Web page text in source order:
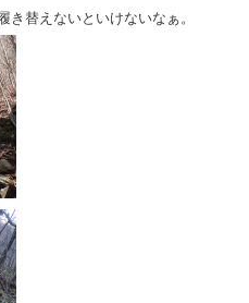
替えないといけないなぁ。